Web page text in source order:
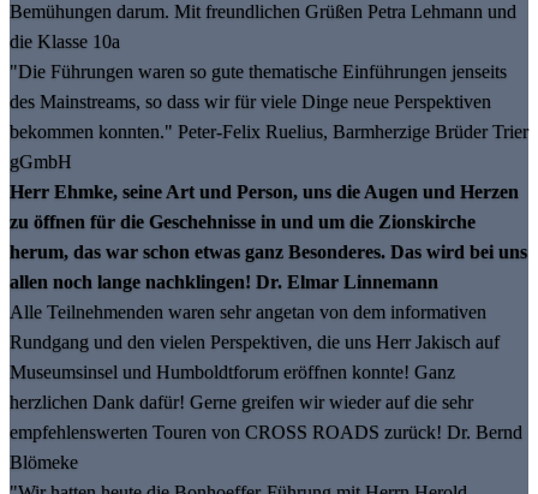
Bemühungen darum. Mit freundlichen Grüßen Petra Lehmann und
die Klasse 10a
"Die Führungen waren so gute thematische Einführungen jenseits
des Mainstreams, so dass wir für viele Dinge neue Perspektiven
bekommen konnten." Peter-Felix Ruelius, Barmherzige Brüder Trier
gGmbH
Herr Ehmke, seine Art und Person, uns die Augen und Herzen
zu öffnen für die Geschehnisse in und um die Zionskirche
herum, das war schon etwas ganz Besonderes. Das wird bei uns
allen noch lange nachklingen! Dr. Elmar Linnemann
Alle Teilnehmenden waren sehr angetan von dem informativen
Rundgang und den vielen Perspektiven, die uns Herr Jakisch auf
Museumsinsel und Humboldtforum eröffnen konnte! Ganz
herzlichen Dank dafür! Gerne greifen wir wieder auf die sehr
empfehlenswerten Touren von CROSS ROADS zurück! Dr. Bernd
Blömeke